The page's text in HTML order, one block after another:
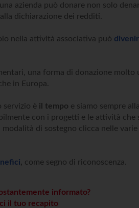
azienda può donare non solo
dichiarazione dei redditi.
nella attività associativa può
una forma di donazione molto
in Europa.
servizio è il tempo e siamo sempre
con i progetti e le attività che
di sostegno clicca nelle varie
, come segno di riconoscenza.
informato?
il tuo recapito